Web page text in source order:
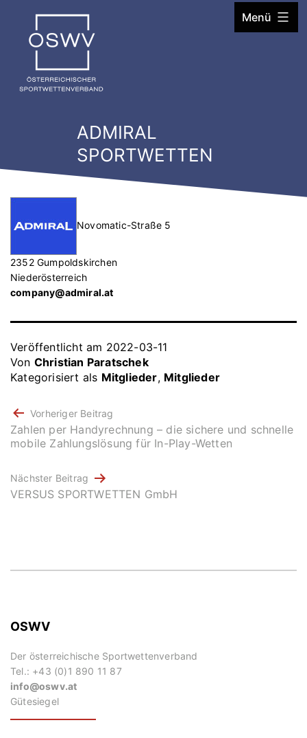
springen
Menü
ADMIRAL
SPORTWETTEN
Novomatic-Straße 5
2352 Gumpoldskirchen
Niederösterreich
company@admiral.at
Veröffentlicht am 2022-03-11
Von Christian Paratschek
Kategorisiert als Mitglieder, Mitglieder
BEITRAGSNAVIGATION
Vorheriger Beitrag
Zahlen per Handyrechnung – die sichere und schnelle
mobile Zahlungslösung für In-Play-Wetten
Nächster Beitrag
VERSUS SPORTWETTEN GmbH
OSWV
Der österreichische Sportwettenverband
Tel.: +43 (0)1 890 11 87
info@oswv.at
Gütesiegel